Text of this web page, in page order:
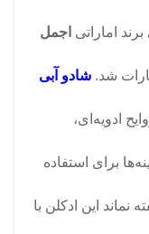
اماراتی اجمل
شد. شادو آبی
ادویه‌ای،
برای استفاده
این ادکلن با